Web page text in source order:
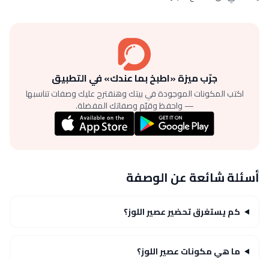
جرّب ميزة «اطبخ بما عندك» في التطبيق
اكتب المكونات الموجودة في بيتك وهنقترح عليك وصفات تناسبها
— واحفظ وقيّم وصفاتك المفضلة.
أسئلة شائعة عن الوصفة
كم يستغرق تحضير عصير اللوز؟
ما هي مكونات عصير اللوز؟